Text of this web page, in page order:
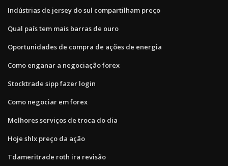
Indústrias de jersey do sul compartilham preço
Qual país tem mais barras de ouro
Oportunidades de compra de ações de energia
Como enganar a negociação forex
Stocktrade sipp fazer login
Como negociar em forex
Melhores serviços de troca do dia
Hoje shlx preço da ação
Tdameritrade roth ira revisão